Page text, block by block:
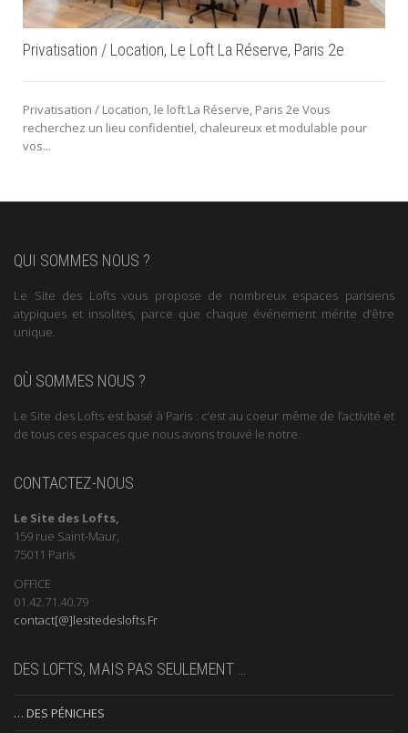
Privatisation / Location, Le Loft La Réserve, Paris 2e
Privatisation / Location, le loft La Réserve, Paris 2e Vous
recherchez un lieu confidentiel, chaleureux et modulable pour
vos...
QUI SOMMES NOUS ?
Le Site des Lofts vous propose de nombreux espaces parisiens
atypiques et insolites, parce que chaque événement mérite d’être
unique.
OÙ SOMMES NOUS ?
Le Site des Lofts est basé à Paris : c’est au coeur même de l’activité et
de tous ces espaces que nous avons trouvé le notre.
CONTACTEZ-NOUS
Le Site des Lofts,
159 rue Saint-Maur,
75011 Paris
OFFICE
01.42.71.40.79
contact[@]lesitedeslofts.Fr
DES LOFTS, MAIS PAS SEULEMENT …
… DES PÉNICHES